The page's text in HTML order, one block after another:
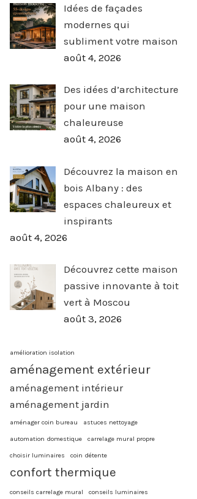
Idées de façades
modernes qui
subliment votre maison
août 4, 2026
Des idées d’architecture
pour une maison
chaleureuse
août 4, 2026
Découvrez la maison en
bois Albany : des
espaces chaleureux et
inspirants
août 4, 2026
Découvrez cette maison
passive innovante à toit
vert à Moscou
août 3, 2026
amélioration isolation
aménagement extérieur
aménagement intérieur
aménagement jardin
aménager coin bureau astuces nettoyage
automation domestique carrelage mural propre
choisir luminaires coin détente
confort thermique
conseils carrelage mural conseils luminaires